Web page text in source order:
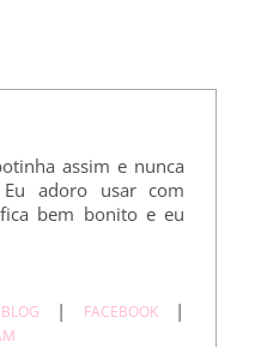
assim e nunca
adoro usar com
bem bonito e eu
| FACEBOOK|